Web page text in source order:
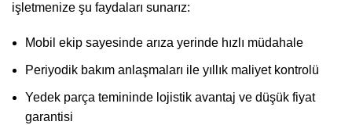
işletmenize şu faydaları sunarız:
Mobil ekip sayesinde arıza yerinde hızlı müdahale
Periyodik bakım anlaşmaları ile yıllık maliyet kontrolü
Yedek parça temininde lojistik avantaj ve düşük fiyat
garantisi